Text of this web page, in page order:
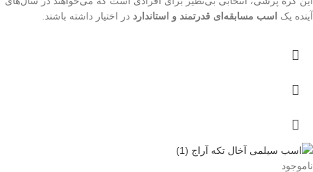
آینده یک
اسب مسابقه‌ای قدرتمند و استاندارد در اختیار داشته باشند.
ناموجود